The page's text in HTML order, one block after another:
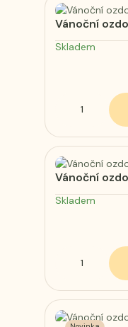
Vánoční
Skladem
Vánoční
Skladem